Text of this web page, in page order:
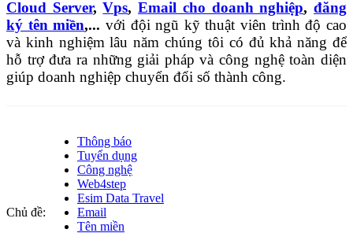
Cloud Server,Vps,Email cho doanh nghiệp,đăng
ký tên miền,... với đội ngũ kỹ thuật viên trình độ cao
và kinh nghiệm lâu năm chúng tôi có đủ khả năng để
hỗ trợ đưa ra những giải pháp và công nghệ toàn diện
giúp doanh nghiệp chuyển đổi số thành công.
Chủ đề:
Thông báo
Tuyển dụng
Công nghệ
Web4step
Esim Data Travel
Email
Tên miền